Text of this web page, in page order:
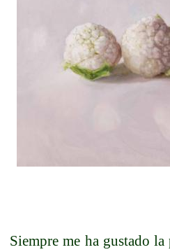
Siempre me ha gustado